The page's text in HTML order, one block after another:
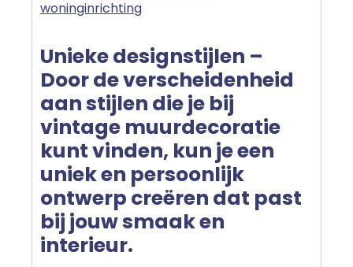
woninginrichting
Unieke designstijlen –
Door de verscheidenheid
aan stijlen die je bij
vintage muurdecoratie
kunt vinden, kun je een
uniek en persoonlijk
ontwerp creëren dat past
bij jouw smaak en
interieur.